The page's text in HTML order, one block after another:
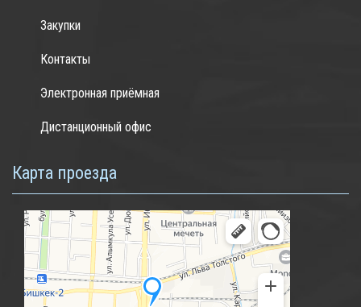
Закупки
Контакты
Электронная приёмная
Дистанционный офис
Карта проезда